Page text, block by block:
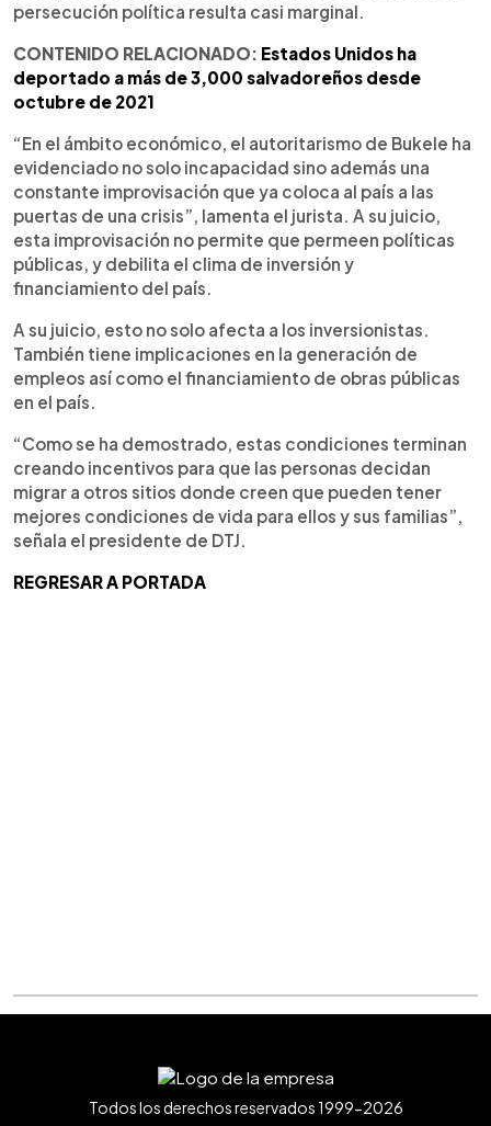
persecución política resulta casi marginal.
CONTENIDO RELACIONADO: Estados Unidos ha
deportado a más de 3,000 salvadoreños desde
octubre de 2021
“En el ámbito económico, el autoritarismo de Bukele ha
evidenciado no solo incapacidad sino además una
constante improvisación que ya coloca al país a las
puertas de una crisis”, lamenta el jurista. A su juicio,
esta improvisación no permite que permeen políticas
públicas, y debilita el clima de inversión y
financiamiento del país.
A su juicio, esto no solo afecta a los inversionistas.
También tiene implicaciones en la generación de
empleos así como el financiamiento de obras públicas
en el país.
“Como se ha demostrado, estas condiciones terminan
creando incentivos para que las personas decidan
migrar a otros sitios donde creen que pueden tener
mejores condiciones de vida para ellos y sus familias”,
señala el presidente de DTJ.
REGRESAR A PORTADA
Todos los derechos reservados 1999-2026